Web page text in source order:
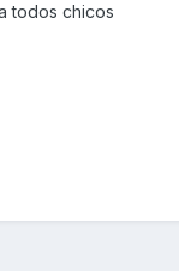
todos chicos